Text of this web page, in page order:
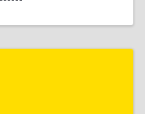
Респ, Нальчик г,